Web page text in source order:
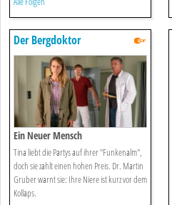
Der Bergdoktor
Ein Neuer Mensch
Tina liebt die Partys auf ihrer "Funkenalm",
doch sie zahlt einen hohen Preis. Dr. Martin
Gruber warnt sie: Ihre Niere ist kurz vor dem
Kollaps.